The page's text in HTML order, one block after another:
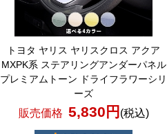
トヨタ ヤリス ヤリスクロス アクア
MXPK系 ステアリングアンダーパネル
プレミアムトーン ドライフラワーシリ
ーズ
販売価格 5,830円 (税込)